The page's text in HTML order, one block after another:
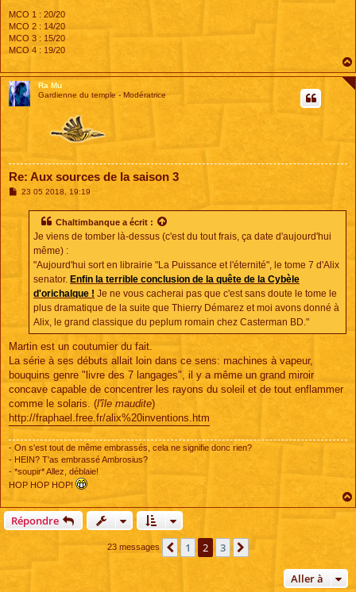
MCO 1 : 20/20
MCO 2 : 14/20
MCO 3 : 15/20
MCO 4 : 19/20
Ra Mu
Gardienne du temple - Modératrice
Re: Aux sources de la saison 3
M23 05 2018, 19:19
Chaltimbanque a écrit :
Je viens de tomber là-dessus (c'est du tout frais, ça date d'aujourd'hui
même) :
"Aujourd'hui sort en librairie "La Puissance et l'éternité", le tome 7 d'Alix
senator. Enfin la terrible conclusion de la quête de la Cybèle
d'orichalque ! Je ne vous cacherai pas que c'est sans doute le tome le
plus dramatique de la suite que Thierry Démarez et moi avons donné à
Alix, le grand classique du peplum romain chez Casterman BD."
Martin est un coutumier du fait.
La série à ses débuts allait loin dans ce sens: machines à vapeur,
bouquins genre "livre des 7 langages", il y a même un grand miroir
concave capable de concentrer les rayons du soleil et de tout enflammer
comme le solaris. (l'île maudite)
http://fraphael.free.fr/alix%20inventions.htm
- On s'est tout de même embrassés, cela ne signifie donc rien?
- HEIN? T'as embrassé Ambrosius?
- *soupir* Allez, déblaie!
HOP HOP HOP!
Répondre
23 messages Précédente
1 2 3
Aller à